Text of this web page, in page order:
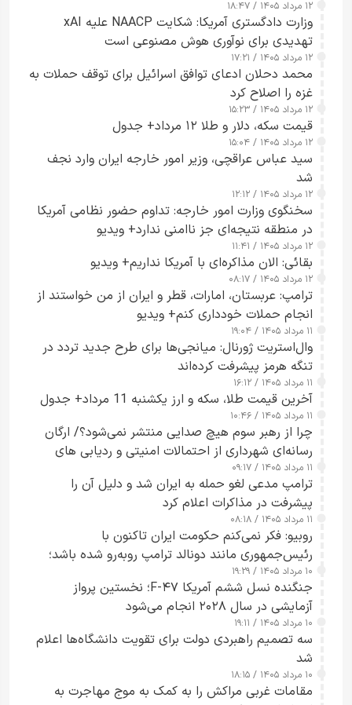
۱۲ مرداد ۱۴۰۵ / ۱۸:۴۷
وزارت دادگستری آمریکا: شکایت NAACP علیه xAI
تهدیدی برای نوآوری هوش مصنوعی است
۱۲ مرداد ۱۴۰۵ / ۱۷:۲۱
محمد دحلان ادعای توافق اسرائیل برای توقف حملات به
غزه را اصلاح کرد
۱۲ مرداد ۱۴۰۵ / ۱۵:۲۳
قیمت سکه، دلار و طلا ۱۲ مرداد+ جدول
۱۲ مرداد ۱۴۰۵ / ۱۵:۰۴
سید عباس عراقچی، وزیر امور خارجه ایران وارد نجف
شد
۱۲ مرداد ۱۴۰۵ / ۱۲:۱۲
سخنگوی وزارت امور خارجه: تداوم حضور نظامی آمریکا
در منطقه نتیجه‌ای جز ناامنی ندارد+ ویدیو
۱۲ مرداد ۱۴۰۵ / ۱۱:۴۱
بقائی: الان مذاکره‌ای با آمریکا نداریم+ ویدیو
۱۲ مرداد ۱۴۰۵ / ۰۸:۱۷
ترامپ: عربستان، امارات، قطر و ایران از من خواستند از
انجام حملات خودداری کنم+ ویدیو
۱۱ مرداد ۱۴۰۵ / ۱۹:۰۴
وال‌استریت ژورنال: میانجی‌ها برای طرح جدید تردد در
تنگه هرمز پیشرفت کرده‌اند
۱۱ مرداد ۱۴۰۵ / ۱۶:۱۲
آخرین قیمت طلا، سکه و ارز یکشنبه 11 مرداد+ جدول
۱۱ مرداد ۱۴۰۵ / ۱۰:۴۶
چرا از رهبر سوم هیچ صدایی منتشر نمی‌شود؟/ ارگان
رسانه‌ای شهرداری از احتمالات امنیتی و ردیابی های
جاسوسی گفت
۱۱ مرداد ۱۴۰۵ / ۰۹:۱۷
ترامپ مدعی لغو حمله به ایران شد و دلیل آن را
پیشرفت در مذاکرات اعلام کرد
۱۱ مرداد ۱۴۰۵ / ۰۸:۱۸
روبیو: فکر نمی‌کنم حکومت ایران تاکنون با
رئیس‌جمهوری مانند دونالد ترامپ روبه‌رو شده باشد؛
کسی که واقعاً دست به اقدام می‌زند
۱۰ مرداد ۱۴۰۵ / ۱۹:۲۹
جنگنده نسل ششم آمریکا F-۴۷؛ نخستین پرواز
آزمایشی در سال ۲۰۲۸ انجام می‌شود
۱۰ مرداد ۱۴۰۵ / ۱۹:۱۱
سه تصمیم راهبردی دولت برای تقویت دانشگاه‌ها اعلام
شد
۱۰ مرداد ۱۴۰۵ / ۱۸:۱۵
مقامات غربی مراکش را به کمک به موج مهاجرت به